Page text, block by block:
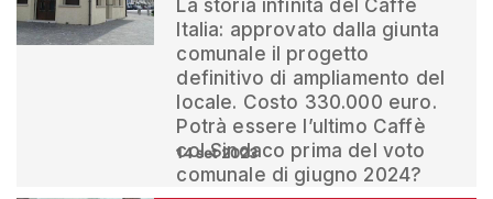
La storia infinita del Caffè
Italia: approvato dalla giunta
comunale il progetto
definitivo di ampliamento del
locale. Costo 330.000 euro.
Potrà essere l’ultimo Caffè
col Sindaco prima del voto
comunale di giugno 2024?
14 set 2023